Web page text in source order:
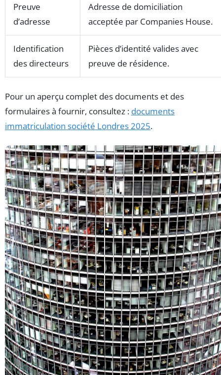
Preuve
d’adresse
Adresse de domiciliation
acceptée par Companies House.
Identification
des directeurs
Pièces d’identité valides avec
preuve de résidence.
Pour un aperçu complet des documents et des
formulaires à fournir, consultez : documents
immatriculation société Londres 2025.